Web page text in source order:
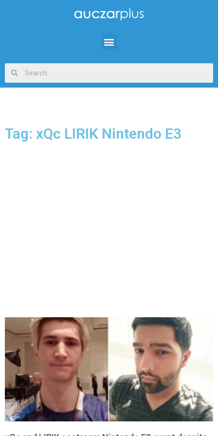
Tag: xQc LIRIK Nintendo E3